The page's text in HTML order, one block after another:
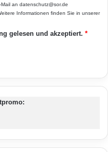
an datenschutz@sor.de
Informationen finden Sie in unserer
gelesen und akzeptiert. *